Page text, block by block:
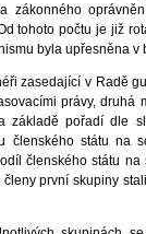
zákonného
tohoto počtu je již
byla upřesněna v
zasedající v Radě
právy, druhá
základě pořadí dle
členského státu na
členského státu
první skupiny